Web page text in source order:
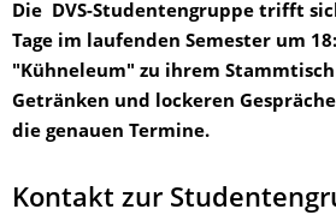
Die DVS-Studentengruppe trifft
Tage im laufenden Semester um
"Kühneleum" zu ihrem
Getränken und lockeren
die genauen Termine.
Kontakt zur